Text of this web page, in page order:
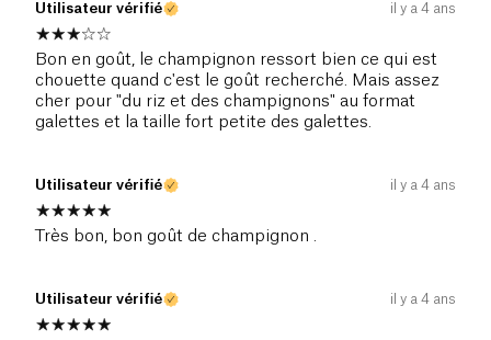
Utilisateur vérifié il y a 4 ans
Bon en goût, le champignon ressort bien ce qui est
chouette quand c'est le goût recherché. Mais assez
cher pour "du riz et des champignons" au format
galettes et la taille fort petite des galettes.
Utilisateur vérifié il y a 4 ans
Très bon, bon goût de champignon .
Utilisateur vérifié il y a 4 ans